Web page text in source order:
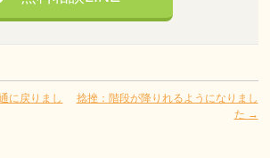
に戻りまし
捻挫：階段が降りれるようになりまし
た →